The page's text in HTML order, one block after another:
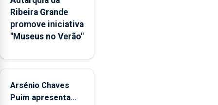
na
Rede
Municipal
de
aos
durante
o
Ribeira Grande
promove iniciativa
"Museus no Verão"
Arsénio Chaves
Puim apresenta